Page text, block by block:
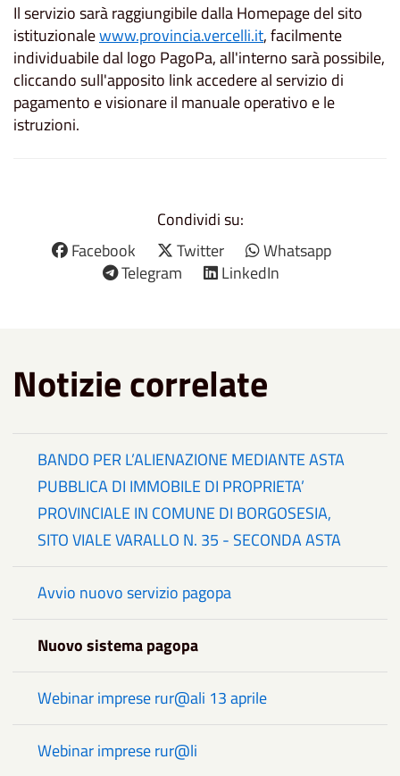
Il servizio sarà raggiungibile dalla Homepage del sito
istituzionalewww.provincia.vercelli.it, facilmente
individuabile dal logo PagoPa, all'interno sarà possibile,
cliccando sull'apposito link accedere al servizio di
pagamento e visionare il manuale operativo e le
istruzioni.
Condividi su:
Facebook
Twitter
Whatsapp
Telegram
LinkedIn
Notizie correlate
BANDO PER L’ALIENAZIONE MEDIANTE ASTA
PUBBLICA DI IMMOBILE DI PROPRIETA’
PROVINCIALE IN COMUNE DI BORGOSESIA,
SITO VIALE VARALLO N. 35 - SECONDA ASTA
Avvio nuovo servizio pagopa
Nuovo sistema pagopa
Webinar imprese rur@ali 13 aprile
Webinar imprese rur@li